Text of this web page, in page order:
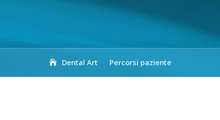
Dental Art  Percorsi paziente